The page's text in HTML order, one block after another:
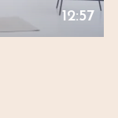
12:57